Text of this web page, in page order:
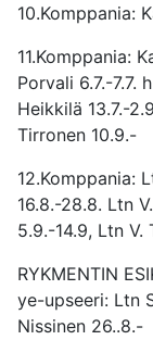
10.Komppania:
11.Komppania:
Porvali 6.7.-7.7.
Heikkilä 13.7.-
Tirronen 10.9.-
12.Komppania:
16.8.-28.8. Ltn
5.9.-14.9, Ltn V.
RYKMENTIN
ye-upseeri: Ltn
Nissinen 26..8.-